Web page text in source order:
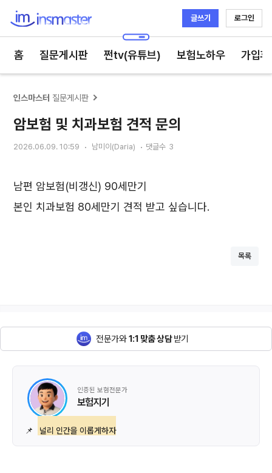
글쓰기 로그인
홈 질문게시판 쩐tv(유튜브) 보험노하우 가입
인스마스터 질문게시판
암보험 및 치과보험 견적 문의
2026.06.09. 10:59 남미이(Daria) 댓글수 3
남편 암보험(비갱신) 90세만기
본인 치과보험 80세만기 견적 받고 싶습니다.
목록
전문가와1:1 맞춤 상담받기
인증된 보험전문가
보험지기
📌 널리 인간을 이롭게하자